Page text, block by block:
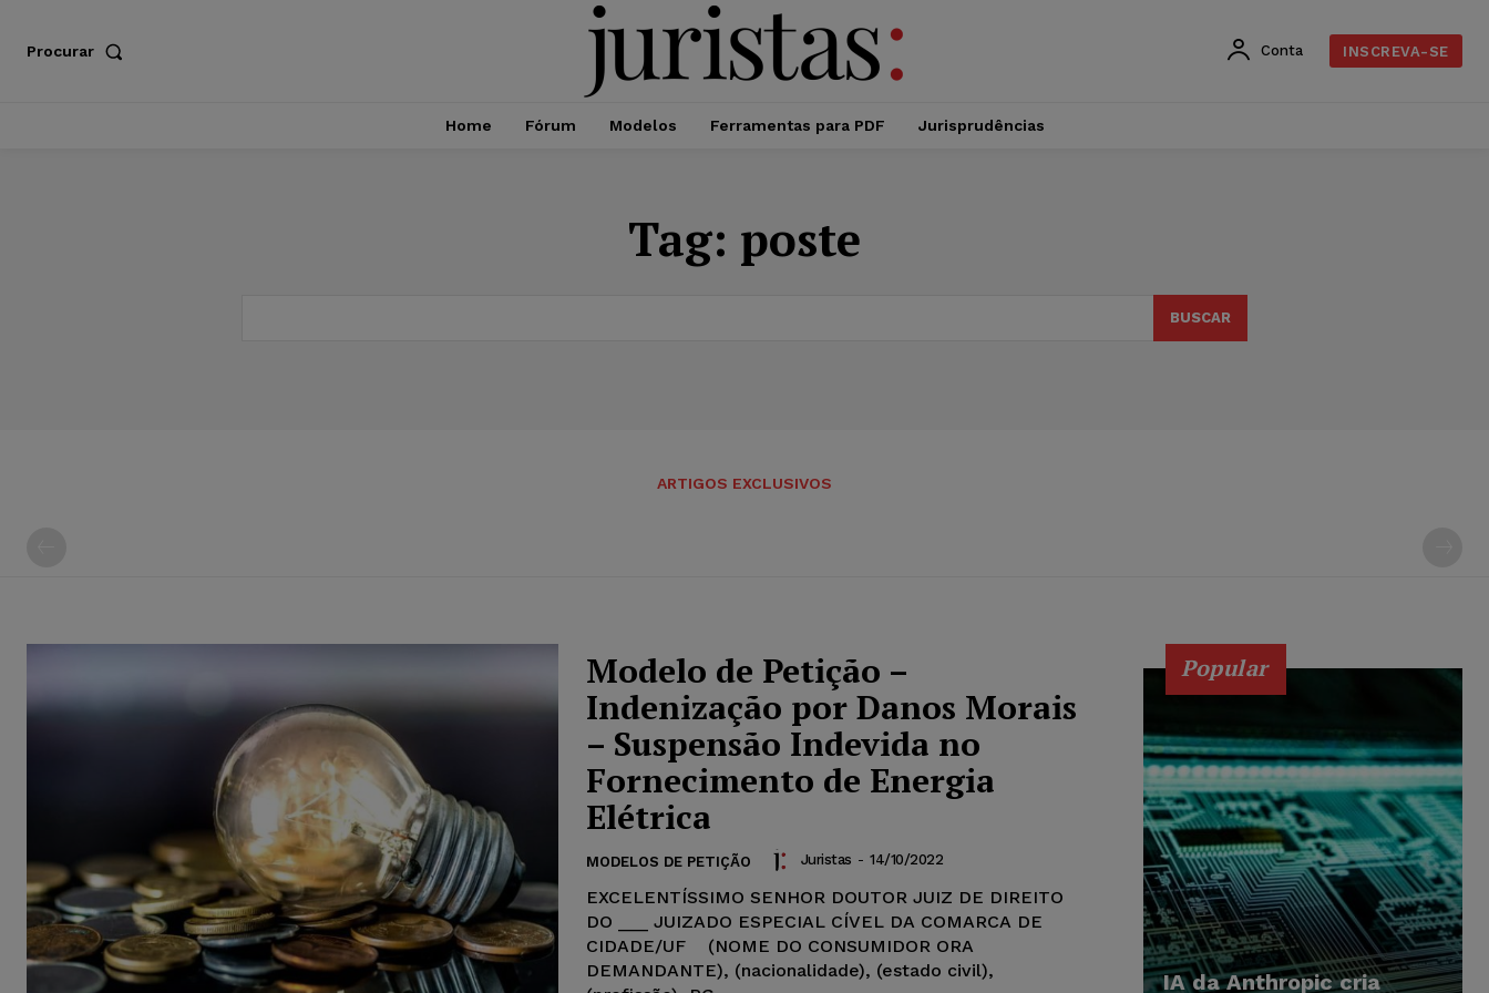
Procurar Conta INSCREVA-SE
Home Fórum Modelos Ferramentas para PDF Jurisprudências
Tag: poste
BUSCAR
ARTIGOS EXCLUSIVOS
Modelo de Petição –
Indenização por Danos Morais
– Suspensão Indevida no
Fornecimento de Energia
Elétrica
MODELOS DE PETIÇÃO Juristas - 14/10/2022
EXCELENTÍSSIMO SENHOR DOUTOR JUIZ DE DIREITO
DO ___ JUIZADO ESPECIAL CÍVEL DA COMARCA DE
CIDADE/UF (NOME DO CONSUMIDOR ORA
DEMANDANTE), (nacionalidade), (estado civil),
Popular
IA da Anthropic cria